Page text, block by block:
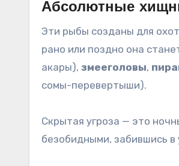
Абсолютные
Эти рыбы созданы для
рано или поздно она
акары), змееголовы,
сомы-перевертыши).
Скрытая угроза — это
безобидными, забившись